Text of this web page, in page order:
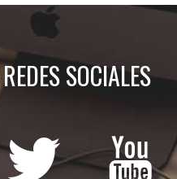
SOCIALES